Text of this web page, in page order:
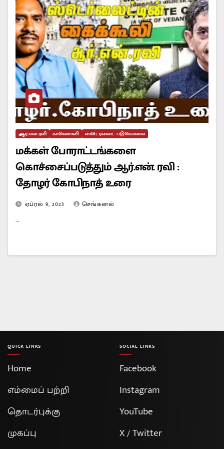
ஆர்.என்.ரவி காணொளி ஸ்டெர்லைட் படுகொலை
மக்கள் போராட்டங்களை
கொச்சைப்படுத்தும் ஆர்.என். ரவி :
தோழர் கோபிநாத் உரை
ஏப்ரல் 9, 2023 செங்கனல்
…
QUICK LINKS
Home
எம்மைப் பற்றி
தொடர்புக்கு
முகப்பு
SOCIAL LINKS
Facebook
Instagram
YouTube
X / Twitter